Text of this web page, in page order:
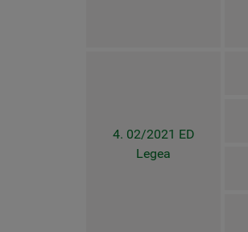
4. 02/2021 ED
Legea